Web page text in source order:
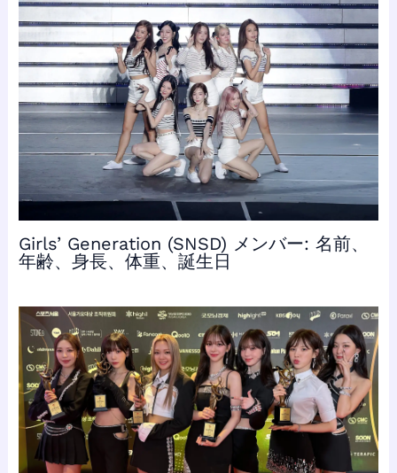
Girls’ Generation (SNSD) メンバー: 名前、
年齢、身長、体重、誕生日